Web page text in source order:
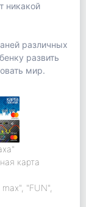
никакой
различных
развить
мир.
карта
"FUN",